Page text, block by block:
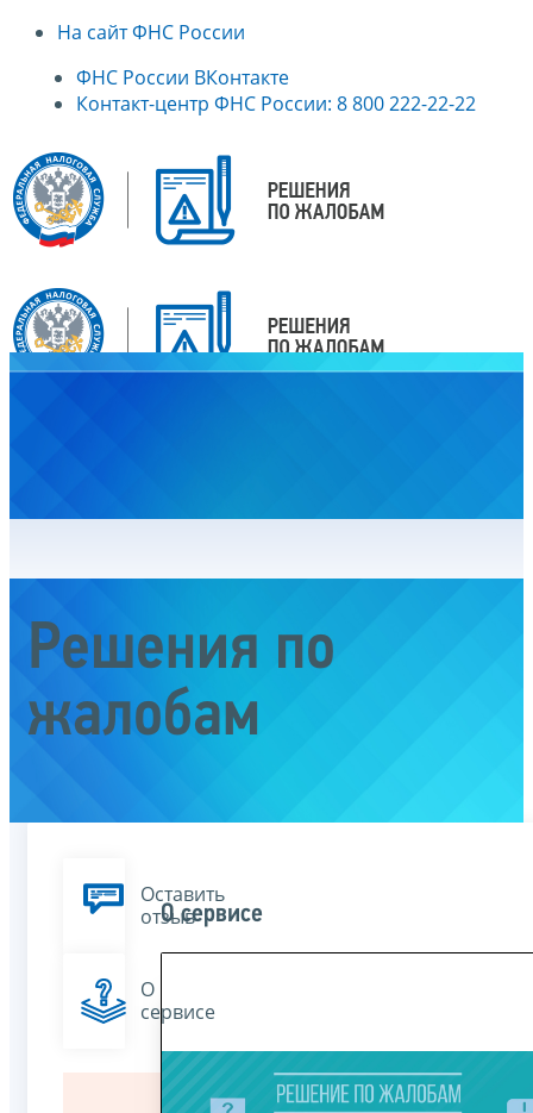
На сайт ФНС России
ФНС России ВКонтакте
Контакт-центр ФНС России: 8 800 222-22-22
Решения по
жалобам
Оставить
отзыв
О
сервисе
О сервисе